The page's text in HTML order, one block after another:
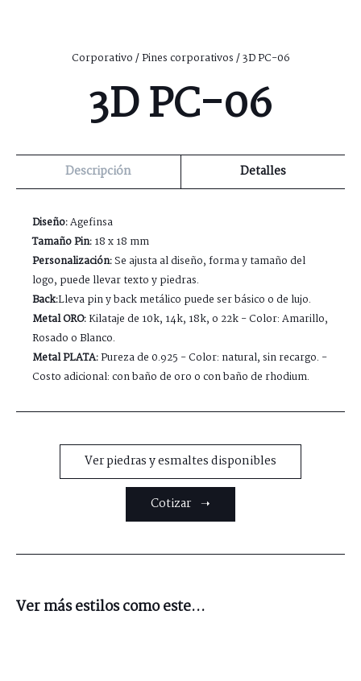
Corporativo/Pines corporativos/ 3D PC-06
3D PC-06
Descripción Detalles
Diseño:Agefinsa
Tamaño Pin:18 x 18 mm
Personalización:Se ajusta al diseño, forma y tamaño del
logo, puede llevar texto y piedras.
Back:Lleva pin y back metálico puede ser básico o de lujo.
Metal ORO:Kilataje de 10k, 14k, 18k, o 22k - Color: Amarillo,
Rosado o Blanco.
Metal PLATA:Pureza de 0.925 - Color: natural, sin recargo. -
Costo adicional: con baño de oro o con baño de rhodium.
Ver piedras y esmaltes disponibles
Cotizar ➝
Ver más estilos como este...